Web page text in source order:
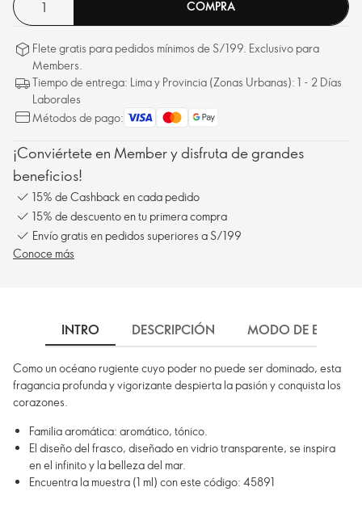
COMPRA
Flete gratis para pedidos mínimos de S/199. Exclusivo para
Members.
Tiempo de entrega: Lima y Provincia (Zonas Urbanas): 1 - 2 Días
Laborales
Métodos de pago:
¡Conviértete en Member y disfruta de grandes
beneficios!
15% de Cashback en cada pedido
15% de descuento en tu primera compra
Envío gratis en pedidos superiores a S/199
Conoce más
INTRO DESCRIPCIÓN MODO DE EMPLEO
Como un océano rugiente cuyo poder no puede ser dominado, esta
fragancia profunda y vigorizante despierta la pasión y conquista los
corazones.
Familia aromática: aromático, tónico.
El diseño del frasco, diseñado en vidrio transparente, se inspira
en el infinito y la belleza del mar.
Encuentra la muestra (1 ml) con este código: 45891